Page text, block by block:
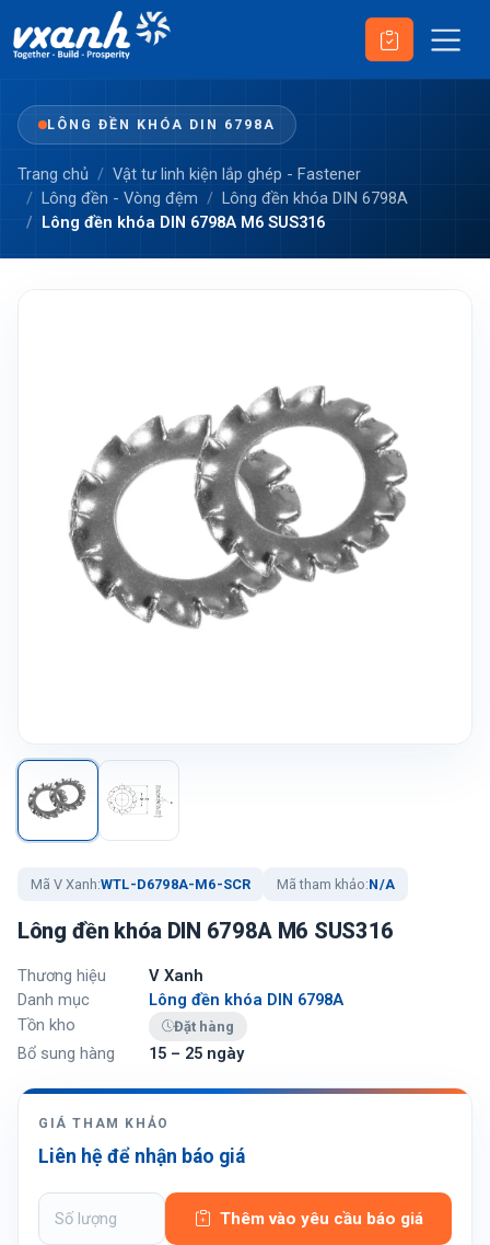
LÔNG ĐỀN KHÓA DIN 6798A
Trang chủ
Vật tư linh kiện lắp ghép - Fastener
Lông đền - Vòng đệm
Lông đền khóa DIN 6798A
Lông đền khóa DIN 6798A M6 SUS316
Mã V Xanh:WTL-D6798A-M6-SCR Mã tham khảo:N/A
Lông đền khóa DIN 6798A M6 SUS316
Thương hiệu
V Xanh
Danh mục
Lông đền khóa DIN 6798A
Tồn kho
Đặt hàng
Bổ sung hàng 15 – 25 ngày
GIÁ THAM KHẢO
Liên hệ để nhận báo giá
Thêm vào yêu cầu báo giá